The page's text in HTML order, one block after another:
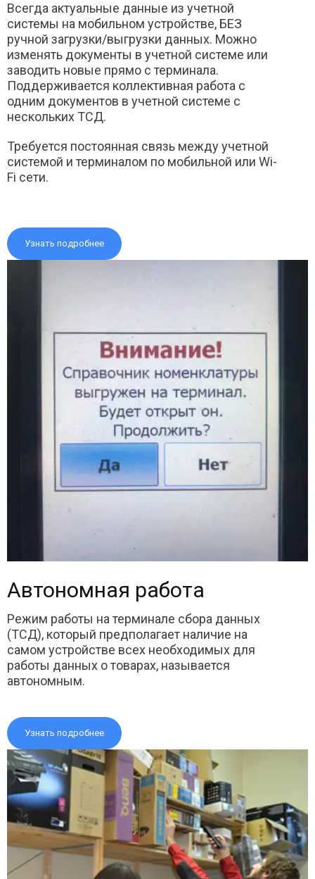
Всегда актуальные данные из учетной
системы на мобильном устройстве, БЕЗ
ручной загрузки/выгрузки данных. Можно
изменять документы в учетной системе или
заводить новые прямо с терминала.
Поддерживается коллективная работа с
одним документов в учетной системе с
нескольких ТСД.
Требуется постоянная связь между учетной
системой и терминалом по мобильной или Wi-
Fi сети.
Узнать подробнее
Автономная работа
Режим работы на терминале сбора данных
(ТСД), который предполагает наличие на
самом устройстве всех необходимых для
работы данных о товарах, называется
автономным.
Узнать подробнее